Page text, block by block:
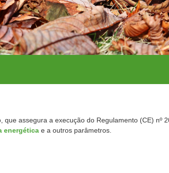
que assegura a execução do Regulamento (CE) nº
energética e a outros parâmetros.